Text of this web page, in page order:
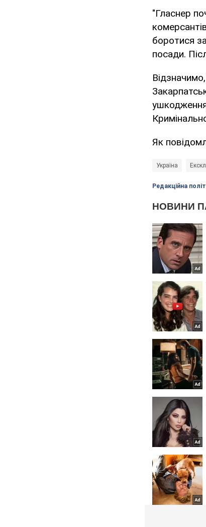
"Гласнер
боротися
посади.
Як
Україна
Редакційна